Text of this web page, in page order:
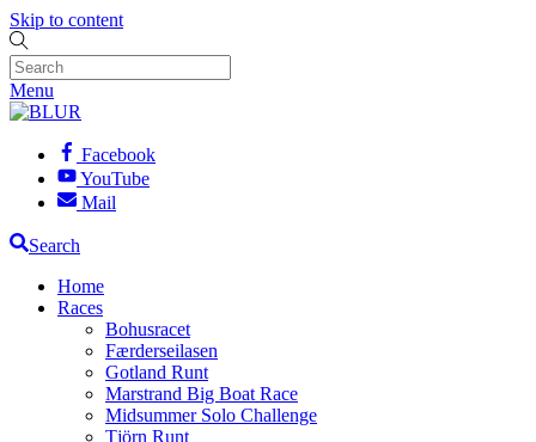
Skip to content
Menu
Facebook
YouTube
Mail
Search
Home
Races
Bohusracet
Færderseilasen
Gotland Runt
Marstrand Big Boat Race
Midsummer Solo Challenge
Tjörn Runt